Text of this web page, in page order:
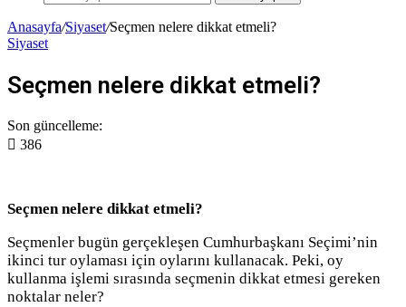
Anasayfa/Siyaset/Seçmen nelere dikkat etmeli?
Siyaset
Seçmen nelere dikkat etmeli?
Son güncelleme:
386
Seçmen nelere dikkat etmeli?
Seçmenler bugün gerçekleşen Cumhurbaşkanı Seçimi’nin
ikinci tur oylaması için oylarını kullanacak. Peki, oy
kullanma işlemi sırasında seçmenin dikkat etmesi gereken
noktalar neler?